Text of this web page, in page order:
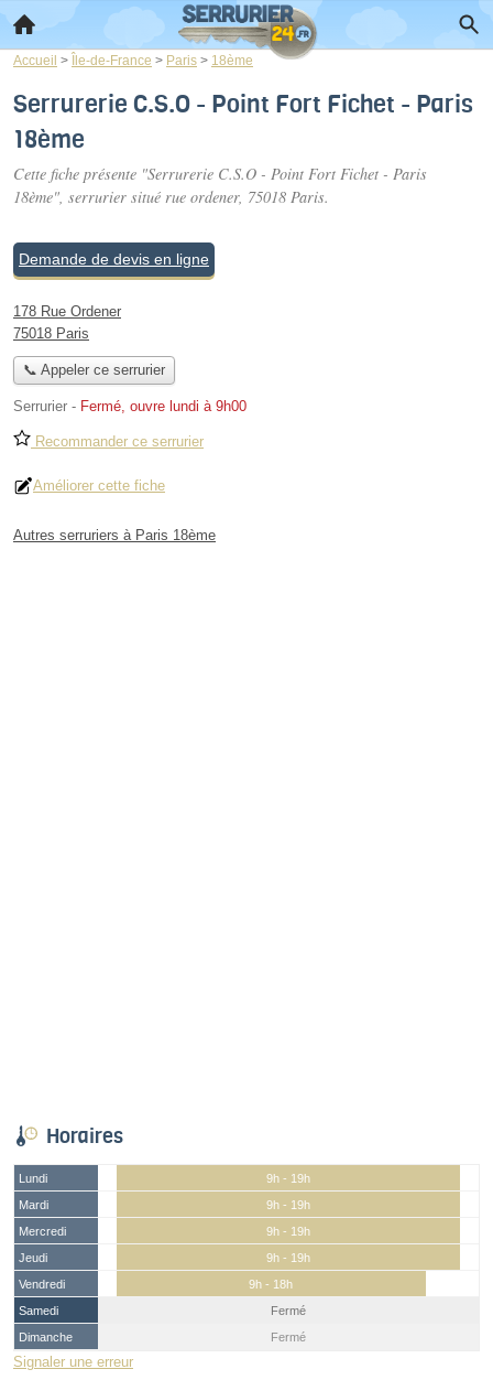
Accueil > Île-de-France > Paris > 18ème
Serrurerie C.S.O - Point Fort Fichet - Paris
18ème
Cette fiche présente "Serrurerie C.S.O - Point Fort Fichet - Paris
18ème", serrurier situé rue ordener, 75018 Paris.
Demande de devis en ligne
178 Rue Ordener
75018 Paris
📞 Appeler ce serrurier
Serrurier - Fermé, ouvre lundi à 9h00
Recommander ce serrurier
Améliorer cette fiche
Autres serruriers à Paris 18ème
Horaires
Lundi
9h - 19h
Mardi
9h - 19h
Mercredi
9h - 19h
Jeudi
9h - 19h
Vendredi
9h - 18h
Samedi
Fermé
Dimanche
Fermé
Signaler une erreur